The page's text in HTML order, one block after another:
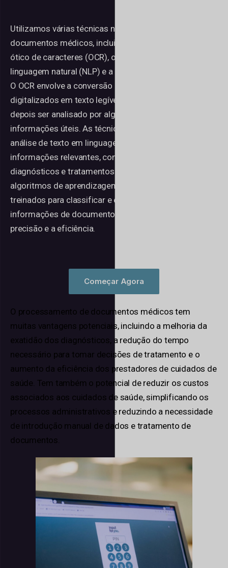
Utilizamos várias técnicas no processamento de
documentos médicos, incluindo o reconhecimento
ótico de caracteres (OCR), o processamento de
linguagem natural (NLP) e a aprendizagem automática.
O OCR envolve a conversão de documentos
digitalizados em texto legível por máquina, que pode
depois ser analisado por algoritmos de PNL para extrair
informações úteis. As técnicas de PNL envolvem a
análise de texto em linguagem natural para identificar
informações relevantes, como dados demográficos,
diagnósticos e tratamentos dos doentes. Os
algoritmos de aprendizagem automática podem ser
treinados para classificar e extrair automaticamente
informações de documentos médicos, melhorando a
precisão e a eficiência.
Começar Agora
O processamento de documentos médicos tem
muitas vantagens potenciais, incluindo a melhoria da
exatidão dos diagnósticos, a redução do tempo
necessário para tomar decisões de tratamento e o
aumento da eficiência dos prestadores de cuidados de
saúde. Tem também o potencial de reduzir os custos
associados aos cuidados de saúde, simplificando os
processos administrativos e reduzindo a necessidade
de introdução manual de dados e tratamento de
documentos.